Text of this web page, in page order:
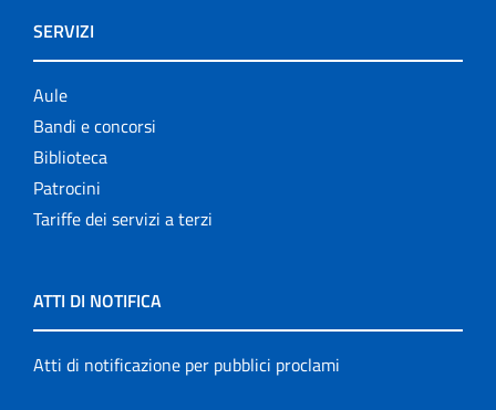
SERVIZI
Aule
Bandi e concorsi
Biblioteca
Patrocini
Tariffe dei servizi a terzi
ATTI DI NOTIFICA
Atti di notificazione per pubblici proclami